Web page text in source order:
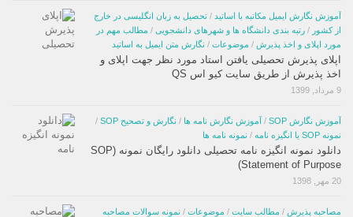
آموزش نگارش ایمیل مکاتبه با اساتید / تحصیل به زبان انگلیسی در خارج
از کشور / رتبه بندی دانشگاه ها و شهرهای دانشجویی / مطالب مهم در
مورد اپلای و اخذ پذیرش / موضوعات / نگارش متن ایمیل به اساتید
اپلای پذیرش تحصیلی یافتن استاد مورد نظر جهت اپلای و
اخذ پذیرش از طریق سایت کیو اس QS
9 مرداد, 1399
آموزش نگارش SOP / آموزش نگارش نامه ها / نگارش و تصحیح SOP
/
نمونه SOP یا انگیزه نامه
/ نمونه نامه ها
دانلود نمونه انگیزه نامه تحصیلی دانلود رایگان نمونه (SOP
(Statement of Purpose
20 مهر, 1398
مصاحبه پذیرش / مطالب سایت / موضوعات / نمونه سوالات مصاحبه